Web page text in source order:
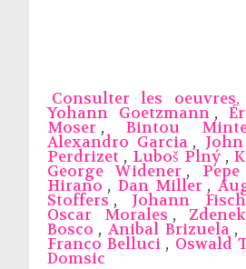
Consulter les
Yohann Goetzmann ,
Moser , Bintou
Alexandro Garcia ,
Perdrizet , Luboš Plný ,
George Widener ,
Hirano , Dan Miller ,
Stoffers , Johann
Oscar Morales ,
Bosco ,Anibal Brizuela ,
Franco Belluci , Oswald
Domsic